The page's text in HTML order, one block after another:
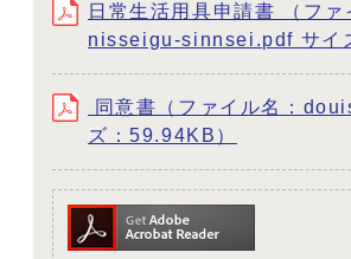
日常生活用具申請書 （ファ
nisseigu-sinnsei.pdf サイ
同意書（ファイル名：
ズ：59.94KB）